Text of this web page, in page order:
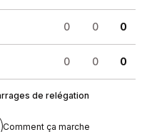
0 0 0
0 0 0
de relégation
Comment ça marche